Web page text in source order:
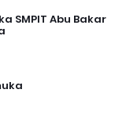
SMPIT Abu Bakar